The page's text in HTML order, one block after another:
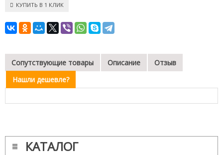
КУПИТЬ В 1 КЛИК
Сопутствующие товары Описание
Отзыв
Нашли дешевле?
КАТАЛОГ